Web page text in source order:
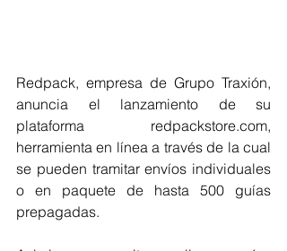
Redpack, empresa de Grupo Traxión,
anuncia el lanzamiento de su
plataforma redpackstore.com,
herramienta en línea a través de la cual
se pueden tramitar envíos individuales
o en paquete de hasta 500 guías
prepagadas.